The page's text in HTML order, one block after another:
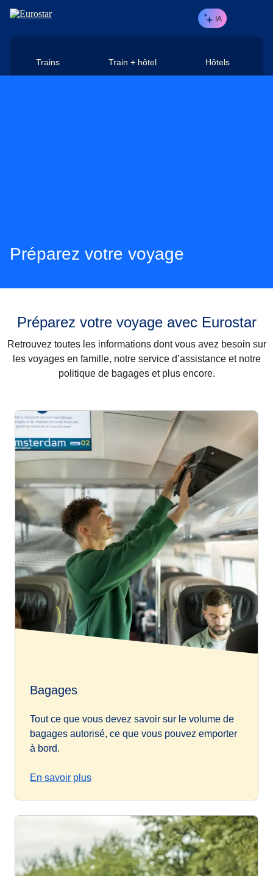
Aller au contenu principal
IA
Trains Train + hôtel Hôtels
Préparez votre voyage
Préparez votre voyage avec Eurostar
Retrouvez toutes les informations dont vous avez besoin sur
les voyages en famille, notre service d’assistance et notre
politique de bagages et plus encore.
Bagages
Tout ce que vous devez savoir sur le volume de
bagages autorisé, ce que vous pouvez emporter
à bord.
En savoir plus